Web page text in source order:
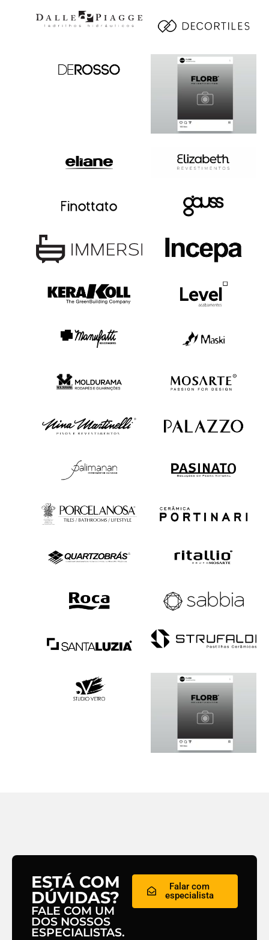
ESTÁ COM
DÚVIDAS?
FALE COM UM
DOS NOSSOS
ESPECIALISTAS.
Falar com
especialista